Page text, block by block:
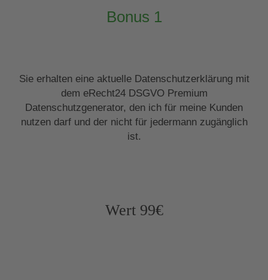
Bonus 1
Sie erhalten eine aktuelle Datenschutzerklärung mit
dem eRecht24 DSGVO Premium
Datenschutzgenerator, den ich für meine Kunden
nutzen darf und der nicht für jedermann zugänglich
ist.
Wert 99€